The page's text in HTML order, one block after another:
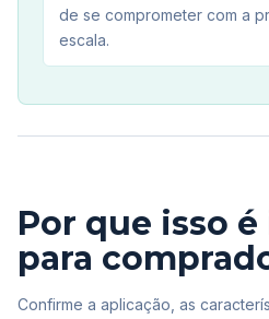
de se comprometer com a
escala.
Por que isso
para
Confirme a aplicação, as